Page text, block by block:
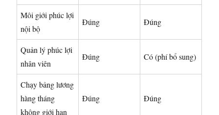
Môi giới phúc lợi
nội bộ
Đúng Đúng
Quản lý phúc lợi
nhân viên
Đúng Có (phí bổ sung)
Chạy bảng lương
hàng tháng
không giới hạn
Đúng Đúng